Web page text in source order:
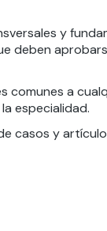
y
deben
comunes a
especialidad.
casos y